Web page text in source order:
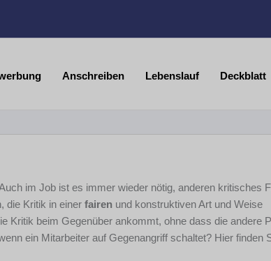
Anschreiben Lebenslauf Deckblatt
im Job ist es immer wieder nötig, anderen kritisches
die Kritik in einer fairen und konstruktiven Art und Weise
Kritik beim Gegenüber ankommt, ohne dass die andere
ein Mitarbeiter auf Gegenangriff schaltet? Hier finden